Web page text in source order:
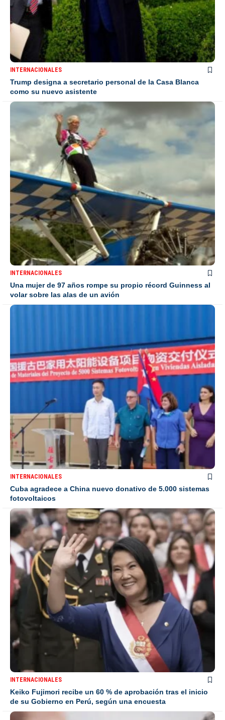
INTERNACIONALES
Trump designa a secretario personal de la Casa Blanca
como su nuevo asistente
INTERNACIONALES
Una mujer de 97 años rompe su propio récord Guinness al
volar sobre las alas de un avión
INTERNACIONALES
Cuba agradece a China nuevo donativo de 5.000 sistemas
fotovoltaicos
INTERNACIONALES
Keiko Fujimori recibe un 60 % de aprobación tras el inicio
de su Gobierno en Perú, según una encuesta